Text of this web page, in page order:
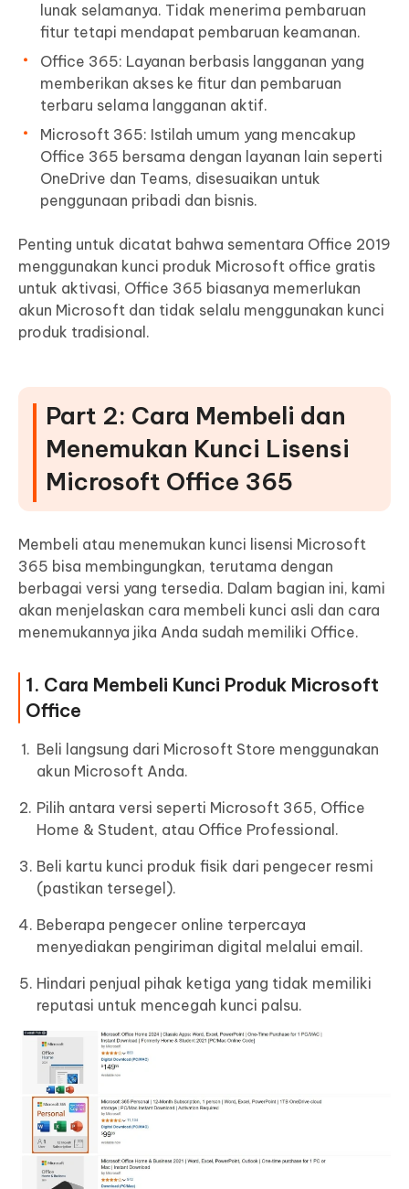
lunak selamanya. Tidak menerima pembaruan
fitur tetapi mendapat pembaruan keamanan.
Office 365: Layanan berbasis langganan yang
memberikan akses ke fitur dan pembaruan
terbaru selama langganan aktif.
Microsoft 365: Istilah umum yang mencakup
Office 365 bersama dengan layanan lain seperti
OneDrive dan Teams, disesuaikan untuk
penggunaan pribadi dan bisnis.
Penting untuk dicatat bahwa sementara Office 2019
menggunakan kunci produk Microsoft office gratis
untuk aktivasi, Office 365 biasanya memerlukan
akun Microsoft dan tidak selalu menggunakan kunci
produk tradisional.
Part 2: Cara Membeli dan
Menemukan Kunci Lisensi
Microsoft Office 365
Membeli atau menemukan kunci lisensi Microsoft
365 bisa membingungkan, terutama dengan
berbagai versi yang tersedia. Dalam bagian ini, kami
akan menjelaskan cara membeli kunci asli dan cara
menemukannya jika Anda sudah memiliki Office.
1. Cara Membeli Kunci Produk Microsoft
Office
Beli langsung dari Microsoft Store menggunakan
akun Microsoft Anda.
Pilih antara versi seperti Microsoft 365, Office
Home & Student, atau Office Professional.
Beli kartu kunci produk fisik dari pengecer resmi
(pastikan tersegel).
Beberapa pengecer online terpercaya
menyediakan pengiriman digital melalui email.
Hindari penjual pihak ketiga yang tidak memiliki
reputasi untuk mencegah kunci palsu.